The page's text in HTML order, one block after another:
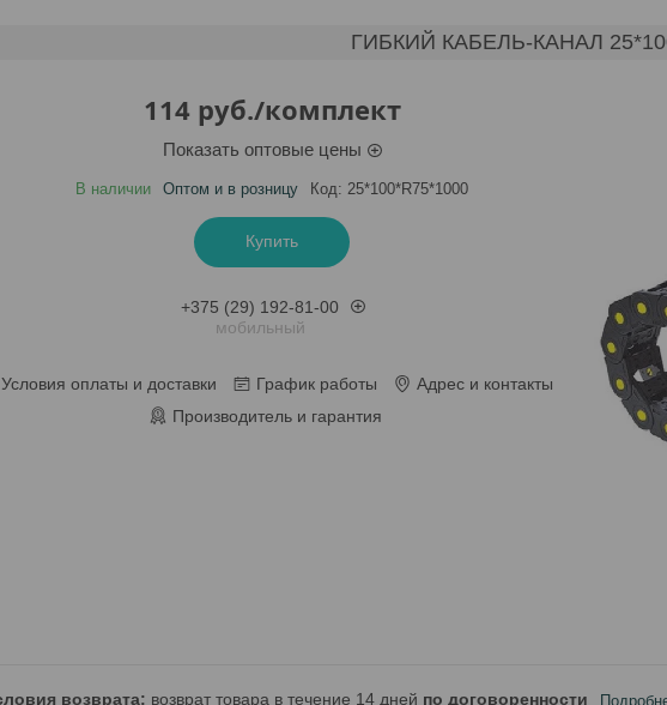
ГИБКИЙ КАБЕЛЬ-КАНАЛ
114 руб./комплект
Показать оптовые цены
В наличии Оптом и в розницу Код: 25*100*R75*1000
Купить
+375 (29) 192-81-00
мобильный
Условия оплаты и доставки График работы
Адрес и контакты
Производитель и гарантия
возврат товара в течение 14 дней по договоренности